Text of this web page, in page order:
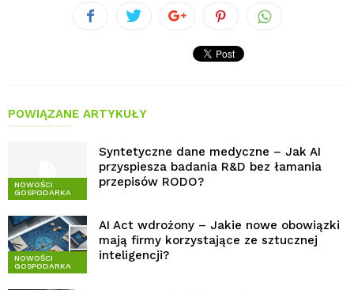
POWIĄZANE ARTYKUŁY
NOWOŚCI
GOSPODARKA
Syntetyczne dane medyczne – Jak AI
przyspiesza badania R&D bez łamania
przepisów RODO?
NOWOŚCI
GOSPODARKA
AI Act wdrożony – Jakie nowe obowiązki
mają firmy korzystające ze sztucznej
inteligencji?